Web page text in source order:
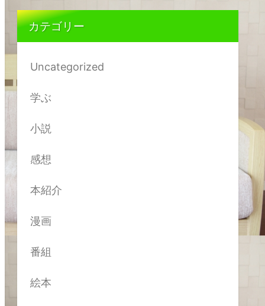
カテゴリー
Uncategorized
学ぶ
小説
感想
本紹介
漫画
番組
絵本